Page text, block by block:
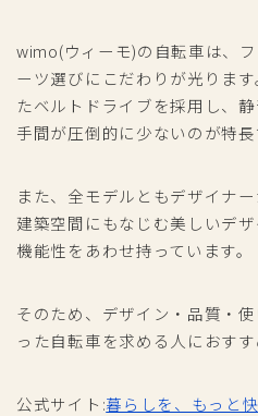
wimo(ウィーモ)の自転車は、
ーツ選びにこだわりが光りま
たベルトドライブを採用し、
手間が圧倒的に少ないのが特長
また、全モデルともデザイナ
建築空間にもなじむ美しいデ
機能性をあわせ持っています。
そのため、デザイン・品質・
った自転車を求める人におすす
公式サイト:暮らしを、もっと